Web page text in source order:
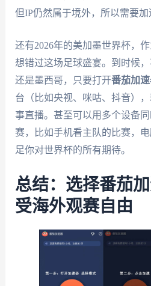
但IP仍然属于境外，所以需要加
还有2026年的美加墨世界杯，
想错过这场足球盛宴。到时候
还是墨西哥，只要打开番茄加
台（比如央视、咪咕、抖音）
事直播。甚至可以用多个设备
赛，比如手机看主队的比赛，
足你对世界杯的所有期待。
总结：选择番茄
受海外观赛自由